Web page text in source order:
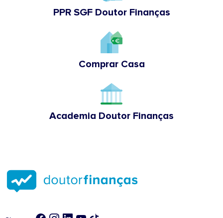
PPR SGF Doutor Finanças
Comprar Casa
Academia Doutor Finanças